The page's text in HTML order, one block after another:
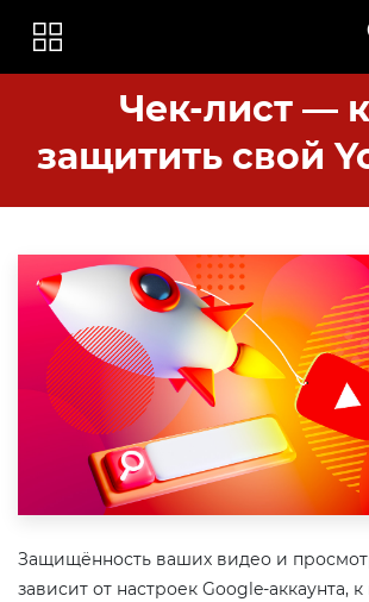
Чек-лист —
защитить свой
Защищённость ваших видео и
зависит от настроек Google-аккаунта,